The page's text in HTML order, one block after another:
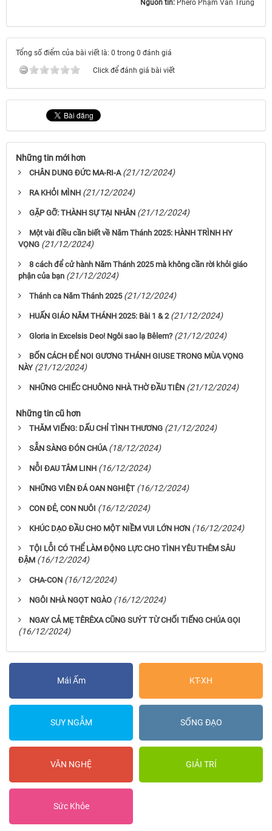
Nguồn tin: Phêrô Phạm Văn Trung ​​​​​​​
Tổng số điểm của bài viết là: 0 trong 0 đánh giá
Click để đánh giá bài viết
Những tin mới hơn
CHÂN DUNG ĐỨC MA-RI-A (21/12/2024)
RA KHỎI MÌNH (21/12/2024)
GẶP GỠ: THÀNH SỰ TẠI NHÂN (21/12/2024)
Một vài điều cần biết về Năm Thánh 2025: HÀNH TRÌNH HY
VỌNG (21/12/2024)
8 cách để cử hành Năm Thánh 2025 mà không cần rời khỏi giáo
phận của bạn (21/12/2024)
Thánh ca Năm Thánh 2025 (21/12/2024)
HUẤN GIÁO NĂM THÁNH 2025: Bài 1 & 2 (21/12/2024)
Gloria in Excelsis Deo! Ngôi sao lạ Bêlem? (21/12/2024)
BỐN CÁCH ĐỂ NOI GƯƠNG THÁNH GIUSE TRONG MÙA VỌNG
NÀY (21/12/2024)
NHỮNG CHIẾC CHUÔNG NHÀ THỜ ĐẦU TIÊN (21/12/2024)
Những tin cũ hơn
THĂM VIẾNG: DẤU CHỈ TÌNH THƯƠNG (21/12/2024)
SẴN SÀNG ĐÓN CHÚA (18/12/2024)
NỖI ĐAU TÂM LINH (16/12/2024)
NHỮNG VIÊN ĐÁ OAN NGHIỆT (16/12/2024)
CON ĐẺ, CON NUÔI (16/12/2024)
KHÚC DẠO ĐẦU CHO MỘT NIỀM VUI LỚN HƠN (16/12/2024)
TỘI LỖI CÓ THỂ LÀM ĐỘNG LỰC CHO TÌNH YÊU THÊM SÂU
ĐẬM (16/12/2024)
CHA-CON (16/12/2024)
NGÔI NHÀ NGỌT NGÀO (16/12/2024)
NGAY CẢ MẸ TÊRÊXA CŨNG SUÝT TỪ CHỐI TIẾNG CHÚA GỌI
(16/12/2024)
Mái Ấm KT-XH
SUY NGẪM SỐNG ĐẠO
VĂN NGHỆ GIẢI TRÍ
Sức Khỏe